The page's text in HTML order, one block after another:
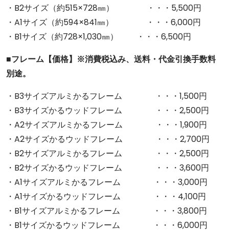
・B2サイズ（約515×728㎜） ・・・5,500円
・A1サイズ（約594×841㎜） ・・・6,000円
・B1サイズ（約728×1,030㎜） ・・・6,500円
■フレーム【価格】※消費税込み、送料・代金引換手数料
別途。
・B3サイズアルミかるフレーム ・・・1,500円
・B3サイズかるウッドフレーム ・・・2,500円
・A2サイズアルミかるフレーム ・・・1,900円
・A2サイズかるウッドフレーム ・・・2,700円
・B2サイズアルミかるフレーム ・・・2,500円
・B2サイズかるウッドフレーム ・・・3,600円
・A1サイズアルミかるフレーム ・・・3,000円
・A1サイズかるウッドフレーム ・・・4,100円
・B1サイズアルミかるフレーム ・・・3,800円
・B1サイズかるウッドフレーム ・・・6,000円